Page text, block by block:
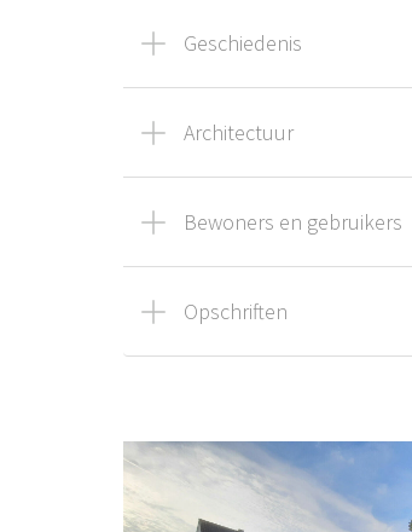
Geschiedenis
Architectuur
Bewoners en gebruikers
Opschriften